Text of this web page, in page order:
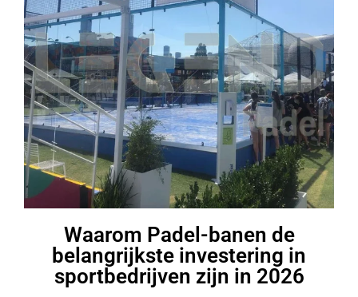
Waarom Padel-banen de
belangrijkste investering in
sportbedrijven zijn in 2026